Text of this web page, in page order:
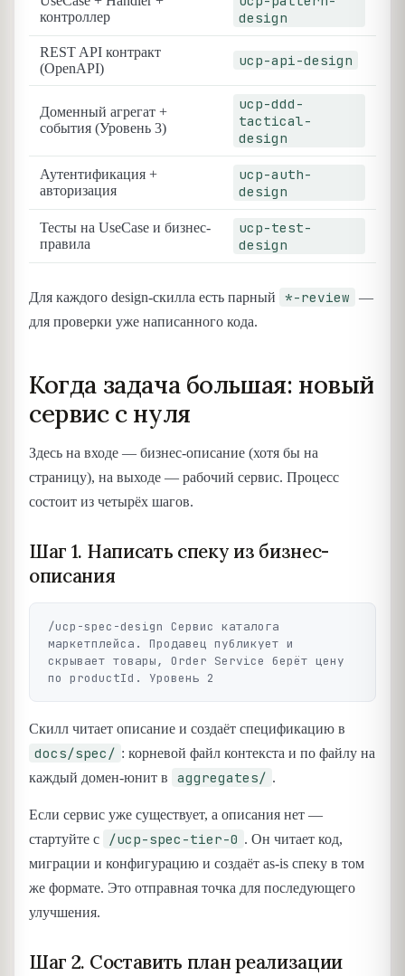
контроллер
design
REST API контракт
(OpenAPI)
ucp-api-design
Доменный агрегат +
события (Уровень 3)
ucp-ddd-
tactical-
design
Аутентификация +
авторизация
ucp-auth-
design
Тесты на UseCase и бизнес-
правила
ucp-test-
design
Для каждого design-скилла есть парный *-review
—
для проверки уже написанного кода.
Когда задача большая: новый
сервис с нуля
Здесь на входе — бизнес-описание (хотя бы на
страницу), на выходе — рабочий сервис. Процесс
состоит из четырёх шагов.
Шаг 1. Написать спеку из бизнес-
описания
/ucp-spec-design Сервис каталога
маркетплейса. Продавец публикует и
скрывает товары, Order Service берёт цену
Скилл читает описание и создаёт спецификацию в
docs/spec/ : корневой файл контекста и по файлу на
каждый домен-юнит в
aggregates/ .
Если сервис уже существует, а описания нет —
стартуйте с
/ucp-spec-tier-0 . Он читает код,
миграции и конфигурацию и создаёт as-is спеку в том
же формате. Это отправная точка для последующего
улучшения.
Шаг 2. Составить план реализации